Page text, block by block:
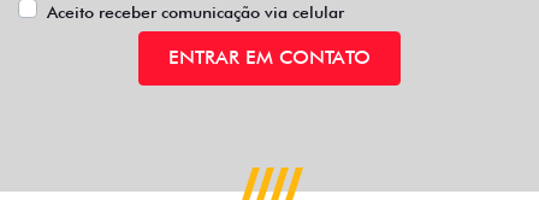
Aceito receber comunicação via celular
ENTRAR EM CONTATO